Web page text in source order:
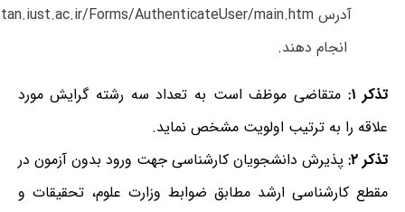
آدرسForms/AuthenticateUser/main.htm
انجام دهند.
تذکر ۱:
متقاضی موظف است به تعداد سه رشته گرایش مورد
علاقه را به ترتیب اولویت مشخص نماید.
تذکر۲: پذیرش دانشجویان کارشناسی جهت ورود بدون آزمون در
مقطع کارشناسی ارشد مطابق ضوابط وزارت علوم، تحقیقات و